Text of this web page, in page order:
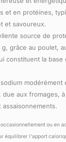
et en protéines,
et savoureux.
source de
g, grâce au poulet,
constituent la base
modérément
due aux fromages,
ou en
équilibrer l'apport